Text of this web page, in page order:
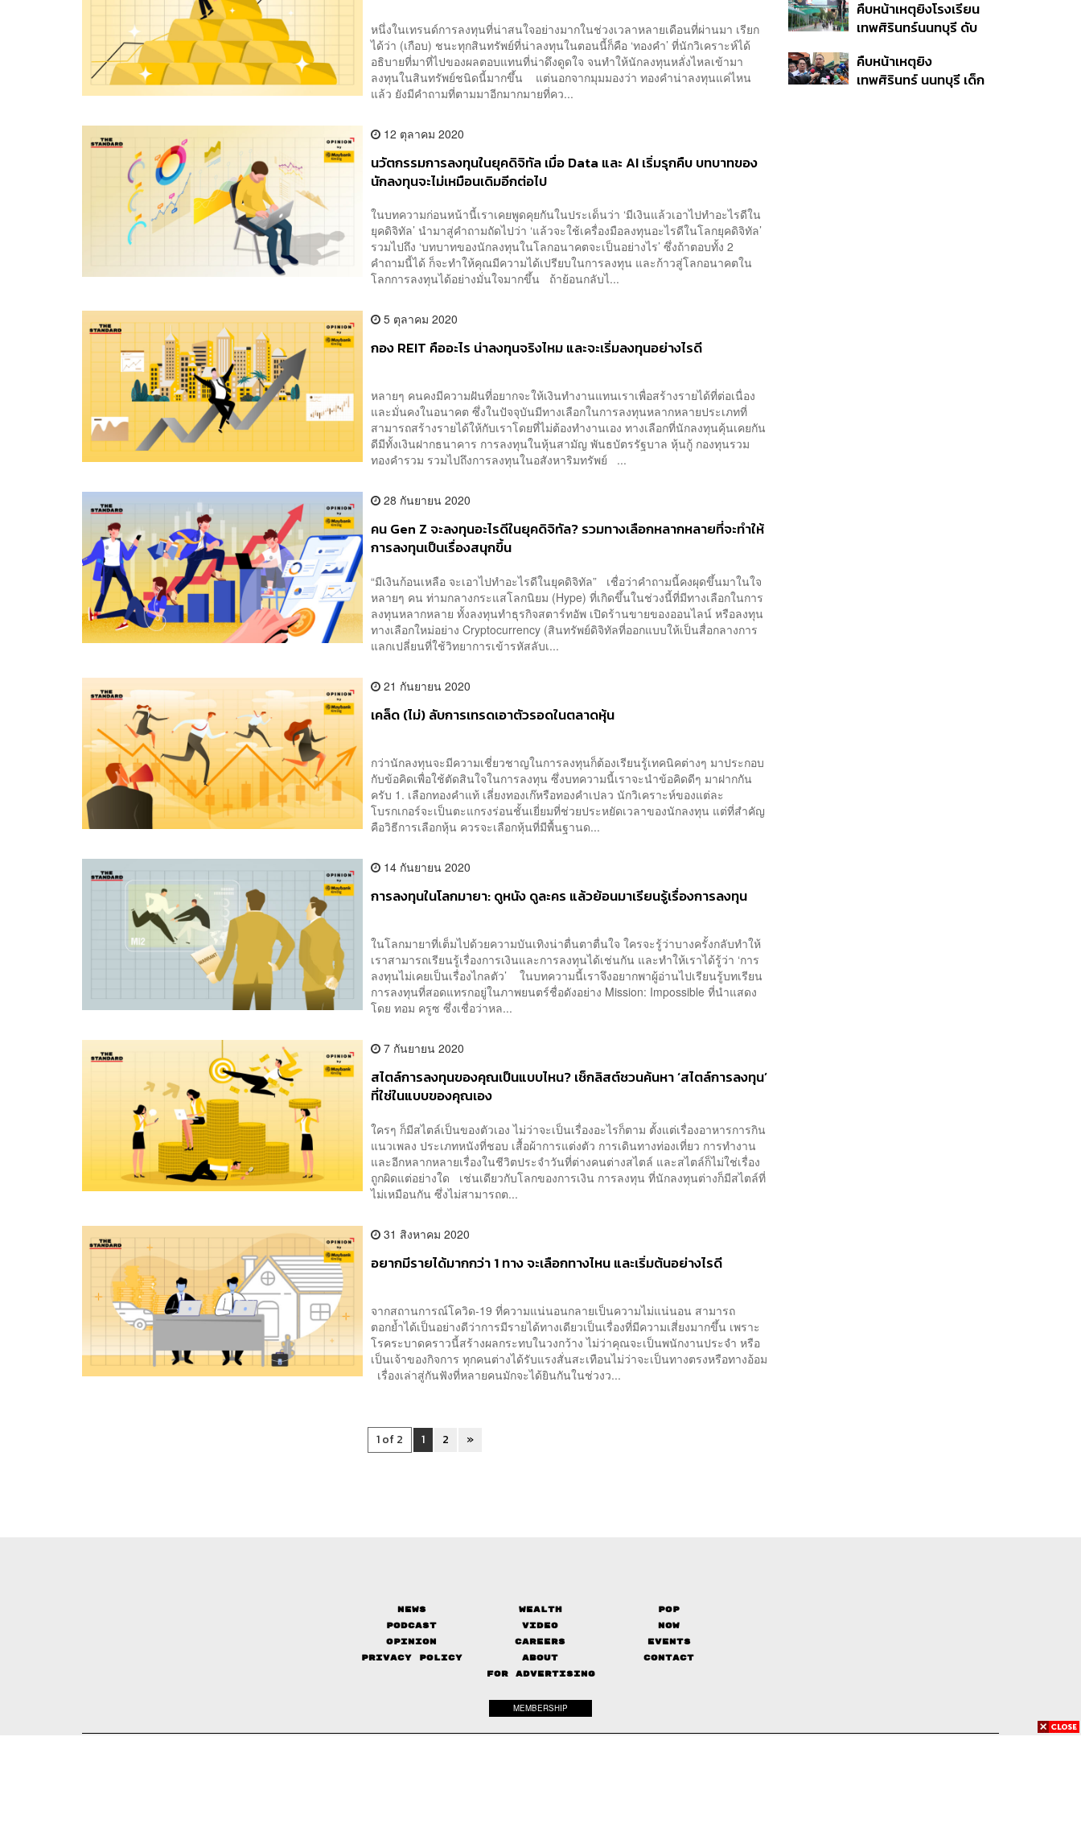
หนึ่งในเทรนด์การลงทุนที่น่าสนใจอย่างมากในช่วงเวลาหลายเดือนที่ผ่านมา เรียก
ได้ว่า (เกือบ) ชนะทุกสินทรัพย์ที่น่าลงทุนในตอนนี้ก็คือ ‘ทองคำ’ ที่นักวิเคราะห์ได้
อธิบายที่มาที่ไปของผลตอบแทนที่น่าดึงดูดใจ จนทำให้นักลงทุนหลั่งไหลเข้ามา
ลงทุนในสินทรัพย์ชนิดนี้มากขึ้น แต่นอกจากมุมมองว่า ทองคำน่าลงทุนแค่ไหน
แล้ว ยังมีคำถามที่ตามมาอีกมากมายที่คว...
12 ตุลาคม 2020
นวัตกรรมการลงทุนในยุคดิจิทัล เมื่อ Data และ AI เริ่มรุกคืบ บทบาทของ
นักลงทุนจะไม่เหมือนเดิมอีกต่อไป
ในบทความก่อนหน้านี้เราเคยพูดคุยกันในประเด็นว่า ‘มีเงินแล้วเอาไปทำอะไรดีใน
ยุคดิจิทัล’ นำมาสู่คำถามถัดไปว่า ‘แล้วจะใช้เครื่องมือลงทุนอะไรดีในโลกยุคดิจิทัล’
รวมไปถึง ‘บทบาทของนักลงทุนในโลกอนาคตจะเป็นอย่างไร’ ซึ่งถ้าตอบทั้ง 2
คำถามนี้ได้ ก็จะทำให้คุณมีความได้เปรียบในการลงทุน และก้าวสู่โลกอนาคตใน
โลกการลงทุนได้อย่างมั่นใจมากขึ้น ถ้าย้อนกลับไ...
5 ตุลาคม 2020
กอง REIT คืออะไร น่าลงทุนจริงไหม และจะเริ่มลงทุนอย่างไรดี
หลายๆ คนคงมีความฝันที่อยากจะให้เงินทำงานแทนเราเพื่อสร้างรายได้ที่ต่อเนื่อง
และมั่นคงในอนาคต ซึ่งในปัจจุบันมีทางเลือกในการลงทุนหลากหลายประเภทที่
สามารถสร้างรายได้ให้กับเราโดยที่ไม่ต้องทำงานเอง ทางเลือกที่นักลงทุนคุ้นเคยกัน
ดีมีทั้งเงินฝากธนาคาร การลงทุนในหุ้นสามัญ พันธบัตรรัฐบาล หุ้นกู้ กองทุนรวม
ทองคำรวม รวมไปถึงการลงทุนในอสังหาริมทรัพย์ ...
28 กันยายน 2020
คน Gen Z จะลงทุนอะไรดีในยุคดิจิทัล? รวมทางเลือกหลากหลายที่จะทำให้
การลงทุนเป็นเรื่องสนุกขึ้น
“มีเงินก้อนเหลือ จะเอาไปทำอะไรดีในยุคดิจิทัล” เชื่อว่าคำถามนี้คงผุดขึ้นมาในใจ
หลายๆ คน ท่ามกลางกระแสโลกนิยม (Hype) ที่เกิดขึ้นในช่วงนี้ที่มีทางเลือกในการ
ลงทุนหลากหลาย ทั้งลงทุนทำธุรกิจสตาร์ทอัพ เปิดร้านขายของออนไลน์ หรือลงทุน
ทางเลือกใหม่อย่าง Cryptocurrency (สินทรัพย์ดิจิทัลที่ออกแบบให้เป็นสื่อกลางการ
แลกเปลี่ยนที่ใช้วิทยาการเข้ารหัสลับเ...
21 กันยายน 2020
เคล็ด (ไม่) ลับการเทรดเอาตัวรอดในตลาดหุ้น
กว่านักลงทุนจะมีความเชี่ยวชาญในการลงทุนก็ต้องเรียนรู้เทคนิคต่างๆ มาประกอบ
กับข้อคิดเพื่อใช้ตัดสินใจในการลงทุน ซึ่งบทความนี้เราจะนำข้อคิดดีๆ มาฝากกัน
ครับ 1. เลือกทองคำแท้​ เลี่ยงทองเก๊​หรือทองคำเปลว นักวิเคราะห์ของแต่ละ
โบรกเกอร์จะ​เป็นตะแกรงร่อนชั้นเยี่ยมที่​ช่วยประหยัดเวลาของนักลงทุน แต่ที่สำคัญ
คือวิธีการเลือกหุ้น ควรจะเลือกหุ้นที่มีพื้นฐานด...
14 กันยายน 2020
การลงทุนในโลกมายา: ดูหนัง ดูละคร แล้วย้อนมาเรียนรู้เรื่องการลงทุน
ในโลกมายาที่เต็มไปด้วยความบันเทิงน่าตื่นตาตื่นใจ ใครจะรู้ว่าบางครั้งกลับทำให้
เราสามารถเรียนรู้เรื่องการเงินและการลงทุนได้เช่นกัน และทำให้เราได้รู้ว่า ‘การ
ลงทุนไม่เคยเป็นเรื่องไกลตัว’ ในบทความนี้เราจึงอยากพาผู้อ่านไปเรียนรู้บทเรียน
การลงทุนที่สอดแทรกอยู่ในภาพยนตร์ชื่อดังอย่าง Mission: Impossible ที่นำแสดง
โดย ทอม ครูซ ซึ่งเชื่อว่าหล...
7 กันยายน 2020
สไตล์การลงทุนของคุณเป็นแบบไหน? เช็กลิสต์ชวนค้นหา ‘สไตล์การลงทุน’
ที่ใช่ในแบบของคุณเอง
ใครๆ ก็มีสไตล์เป็นของตัวเอง ไม่ว่าจะเป็นเรื่องอะไรก็ตาม ตั้งแต่เรื่องอาหารการกิน
แนวเพลง ประเภทหนังที่ชอบ เสื้อผ้าการแต่งตัว การเดินทางท่องเที่ยว การทำงาน
และอีกหลากหลายเรื่องในชีวิตประจำวันที่ต่างคนต่างสไตล์ และสไตล์ก็ไม่ใช่เรื่อง
ถูกผิดแต่อย่างใด เช่นเดียวกับโลกของการเงิน การลงทุน ที่นักลงทุนต่างก็มีสไตล์ที่
ไม่เหมือนกัน ซึ่งไม่สามารถต...
31 สิงหาคม 2020
อยากมีรายได้มากกว่า 1 ทาง จะเลือกทางไหน และเริ่มต้นอย่างไรดี
จากสถานการณ์โควิด-19 ที่ความแน่นอนกลายเป็นความไม่แน่นอน สามารถ
ตอกย้ำได้เป็นอย่างดีว่าการมีรายได้ทางเดียวเป็นเรื่องที่มีความเสี่ยงมากขึ้น เพราะ
โรคระบาดคราวนี้สร้างผลกระทบในวงกว้าง ไม่ว่าคุณจะเป็นพนักงานประจำ หรือ
เป็นเจ้าของกิจการ ทุกคนต่างได้รับแรงสั่นสะเทือนไม่ว่าจะเป็นทางตรงหรือทางอ้อม
เรื่องเล่าสู่กันฟังที่หลายคนมักจะได้ยินกันในช่วงว...
1 of 2 1 2 »
ปลอดภัยชั่วคราว หลัง
เหตุใช้อาวุธปืนภายใน
คืบหน้าเหตุยิงโรงเรียน
เทพศิรินทร์นนทบุรี ดับ
สอบปมขโมยปืนปู่ก่อ
เหตุ
คืบหน้าเหตุยิง
เทพศิรินทร์ นนทบุรี เด็ก
News Wealth
Pop
Podcast
Video
Now
Opinion
Careers
Events
Privacy Policy
About
Contact
FOR ADVERTISING
MEMBERSHIP